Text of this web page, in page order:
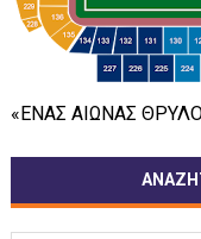
«ΕΝΑΣ ΑΙΩΝΑΣ